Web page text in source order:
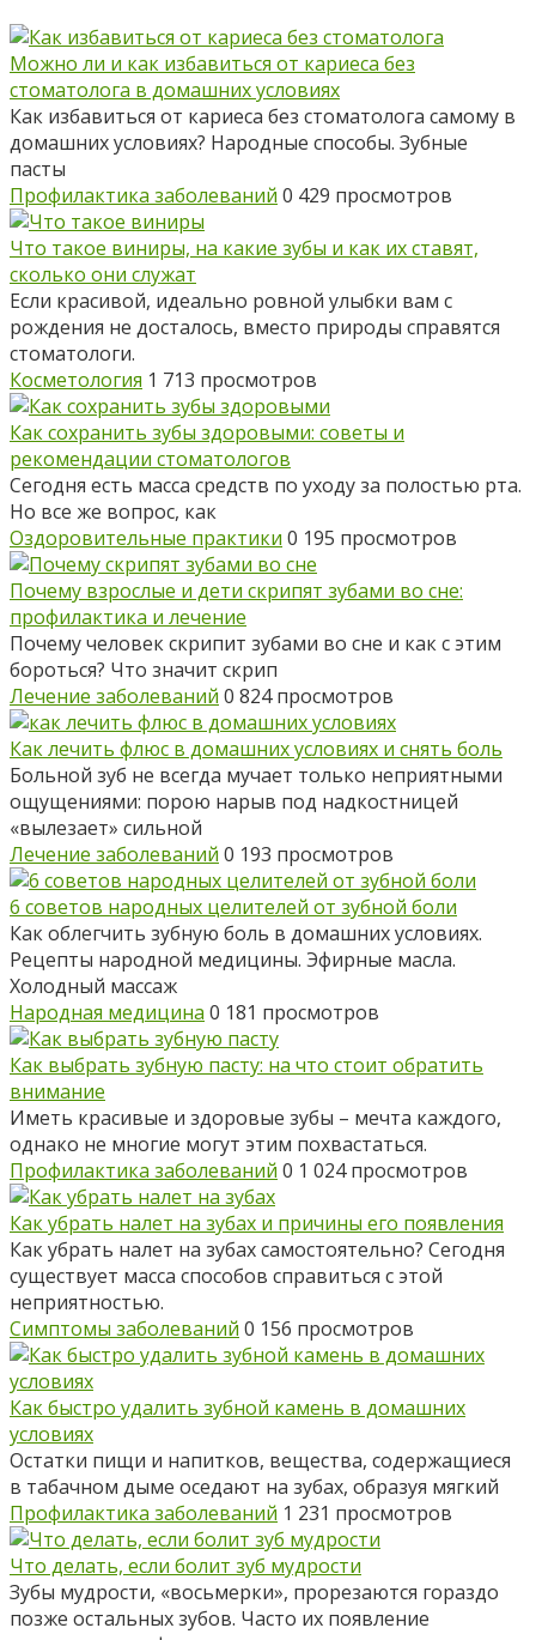
Можно ли и как избавиться от кариеса без
стоматолога в домашних условиях
Как избавиться от кариеса без стоматолога самому в
домашних условиях? Народные способы. Зубные
пасты
Профилактика заболеваний 0 429 просмотров
Что такое виниры, на какие зубы и как их ставят,
сколько они служат
Если красивой, идеально ровной улыбки вам с
рождения не досталось, вместо природы справятся
стоматологи.
Косметология 1 713 просмотров
Как сохранить зубы здоровыми: советы и
рекомендации стоматологов
Сегодня есть масса средств по уходу за полостью рта.
Но все же вопрос, как
Оздоровительные практики 0 195 просмотров
Почему взрослые и дети скрипят зубами во сне:
профилактика и лечение
Почему человек скрипит зубами во сне и как с этим
бороться? Что значит скрип
Лечение заболеваний 0 824 просмотров
Как лечить флюс в домашних условиях и снять боль
Больной зуб не всегда мучает только неприятными
ощущениями: порою нарыв под надкостницей
«вылезает» сильной
Лечение заболеваний 0 193 просмотров
6 советов народных целителей от зубной боли
Как облегчить зубную боль в домашних условиях.
Рецепты народной медицины. Эфирные масла.
Холодный массаж
Народная медицина 0 181 просмотров
Как выбрать зубную пасту: на что стоит обратить
внимание
Иметь красивые и здоровые зубы – мечта каждого,
однако не многие могут этим похвастаться.
Профилактика заболеваний 0 1 024 просмотров
Как убрать налет на зубах и причины его появления
Как убрать налет на зубах самостоятельно? Сегодня
существует масса способов справиться с этой
неприятностью.
Симптомы заболеваний 0 156 просмотров
Как быстро удалить зубной камень в домашних
условиях
Остатки пищи и напитков, вещества, содержащиеся
в табачном дыме оседают на зубах, образуя мягкий
Профилактика заболеваний 1 231 просмотров
Что делать, если болит зуб мудрости
Зубы мудрости, «восьмерки», прорезаются гораздо
позже остальных зубов. Часто их появление